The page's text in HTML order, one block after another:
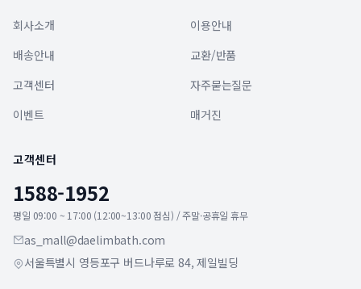
회사소개
이용안내
배송안내
교환/반품
고객센터
자주묻는질문
이벤트
매거진
고객센터
1588-1952
평일 09:00 ~ 17:00 (12:00~13:00 점심) / 주말·공휴일 휴무
as_mall@daelimbath.com
서울특별시 영등포구 버드나루로 84, 제일빌딩